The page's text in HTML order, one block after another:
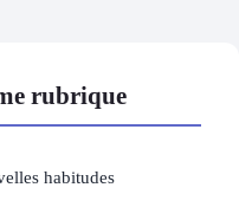
rubrique
habitudes